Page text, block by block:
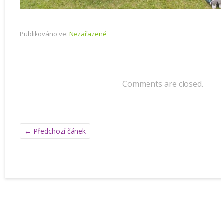
Publikováno ve: Nezařazené
Comments are closed.
← Předchozí čánek